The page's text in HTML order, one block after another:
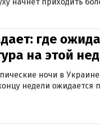
где
на этой
ночи в
недели